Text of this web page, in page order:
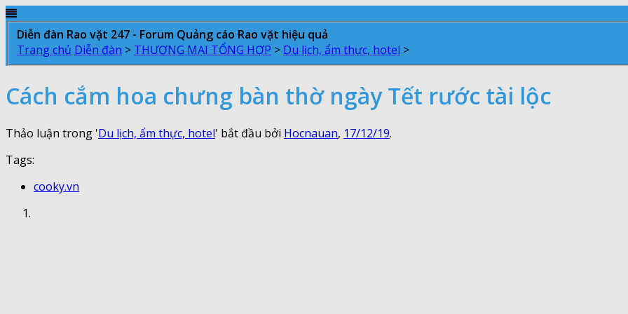
Diễn đàn Rao vặt 247 - Forum Quảng cáo Rao vặt hiệu quả
Trang chủ Diễn đàn > THƯƠNG MẠI TỔNG HỢP > Du lịch, ẩm thực, hotel >
Cách cắm hoa chưng bàn thờ ngày Tết rước tài lộc
Thảo luận trong 'Du lịch, ẩm thực, hotel' bắt đầu bởi Hocnauan, 17/12/19.
Tags:
cooky.vn